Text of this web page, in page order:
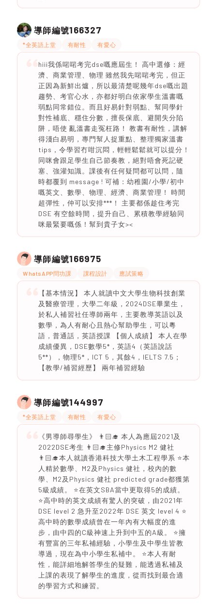
導師編號166327
*全英語上堂 有耐性 有愛心
hiii我係啱啱考完dse嘅應屆生！ 高中選修：經
濟、商業管理、物理 雖然我先啱啱考完，但正
正因為新鮮出爐，所以最清楚呢幾年dse嘅出題
趨勢、考官心水，亦都好明白依家學生溫書嘅
弱點同常錯位。而且好易針對弱點、幫同學針
對性補底、穩住分數，擅長保底、避開失分陷
阱，唔使 亂溫書走冤枉路！ 教書有耐性，講解
得淺白易明，專門幫人捉重點、整理獨家溫書
tips，令學習冇咁沉悶，輕輕鬆鬆就可以提分！
同咪會跟足學生自己節奏教，絕對唔會死記硬
塞、強灌知識。課後有任何疑問都可以問，隨
時都覆到 message ! 可補：幼稚園/小學/初中
嘅英文、數學、物理、經濟、商業管理！ 時間
超彈性，仲可以安排***！ 主要都係趁住考完
DSE 有空餘時間，提升自己、累積教學經驗同
咪最緊要嘅係！幫到貴子女><
導師編號166975
WhatsAPP問功課 課程設計 應試策略
【基本情況】 本人就讀中文大學生物科技創業
及醫療管理，大學二年級，2024DSE畢業生，
於私人補習社任導師兩年，主要教導英語以及
數學，為人有耐心且熱心幫助學生，可以粵
語，普通話，英語授課 【個人成績】 本人在學
成績優異，DSE數學5*，英語4（英語說話
5**），物理5*，ICT 5，其餘4，IELTS 7.5；
【教學/補習經歷】 兩年補習經驗
導師編號144997
*全英語上堂 有耐性 有愛心
《男導師尋學生》 👨🏻‍🎓 本人為應屆2021及
2022DSE考生 👨🏻‍🎓主修Physics M2 健社
👨🏻‍🎓本人就讀香港科技大學土木工程學系 ⭐️本
人精於數學、M2及Physics 健社，校內的數
學、M2及Physics 健社 predicted grade都獲第
5級成績。 ⭐️在英文SBA當中更取得5的成績。
⭐️高中時的英文成績有驚人的突破，由2021年
DSE level 2 急升至2022年 DSE 英文 level 4 ⭐️
高中時的數學成績曾在一年內有大幅度的進
步，由中四的C級神速上升到中五的A級。 ⭐️擁
有豐富的三年私補經驗，小學生及中學生皆教
導過，現在為中小學生私補中。 ⭐️本人有耐
性，能詳細地解答學生的疑難，能透過私補及
上課的表現了解學生的進度，從而找到最合適
的學習方式和練習。